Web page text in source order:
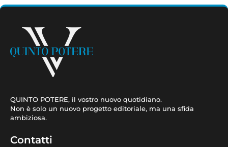
QUINTO POTERE, il vostro nuovo quotidiano.
Non è solo un nuovo progetto editoriale, ma una sfida
ambiziosa.
Contatti